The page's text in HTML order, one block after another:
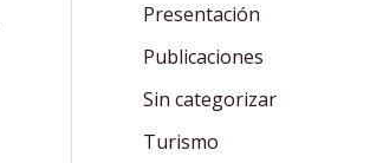
Presentación
Publicaciones
Sin categorizar
Turismo